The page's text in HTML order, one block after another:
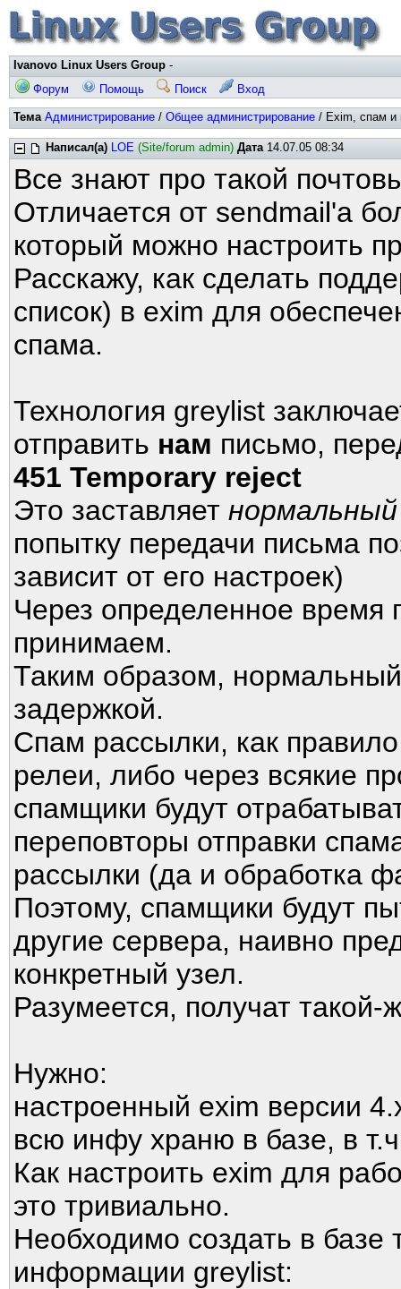
Ivanovo Linux Users Group -
Форум
Помощь Поиск Вход
Тема Администрирование / Общее администрирование / Exim, спам и
Написал(а) LOE (Site/forum admin) Дата14.07.05 08:34
Все знают про такой
Отличается от sendmail'а
который можно настроить
Расскажу, как сделать
список) в exim для
спама.
Технология greylist
отправить нам письмо,
451 Temporary reject
Это заставляет нормальный
попытку передачи письма
зависит от его настроек)
Через определенное время
принимаем.
Таким образом,
задержкой.
Спам рассылки, как
релеи, либо через всякие
спамщики будут
переповторы отправки
рассылки (да и обработка
Поэтому, спамщики будут
другие сервера, наивно
конкретный узел.
Разумеется, получат
Нужно:
настроенный exim версии
всю инфу храню в базе, в
Как настроить exim для
это тривиально.
Необходимо создать в базе
информации greylist: